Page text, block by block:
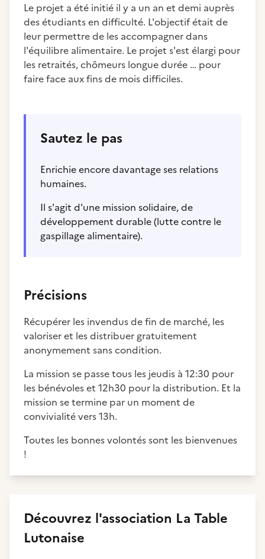
Le projet a été initié il y a un an et demi auprès
des étudiants en difficulté. L'objectif était de
leur permettre de les accompagner dans
l'équilibre alimentaire. Le projet s'est élargi pour
les retraités, chômeurs longue durée … pour
faire face aux fins de mois difficiles.
Sautez le pas
Enrichie encore davantage ses relations
humaines.
Il s'agit d'une mission solidaire, de
développement durable (lutte contre le
gaspillage alimentaire).
Précisions
Récupérer les invendus de fin de marché, les
valoriser et les distribuer gratuitement
anonymement sans condition.
La mission se passe tous les jeudis à 12:30 pour
les bénévoles et 12h30 pour la distribution. Et la
mission se termine par un moment de
convivialité vers 13h.
Toutes les bonnes volontés sont les bienvenues
!
Découvrez l'association La Table
Lutonaise